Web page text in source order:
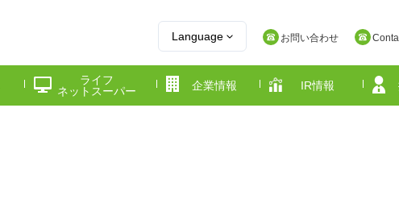
Language お問い合わせ
ライフ
ネットスーパー
企業情報 IR情報